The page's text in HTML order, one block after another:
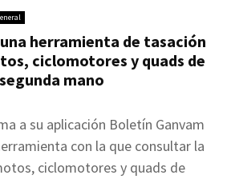
herramienta de tasación
ciclomotores y quads de
segunda mano
a su aplicación Boletín Ganvam
con la que consultar la
ciclomotores y quads de